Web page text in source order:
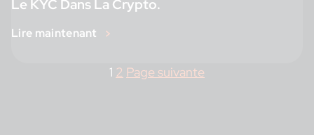
Le KYC Dans La Crypto.
Lire maintenant
1 2 Page suivante